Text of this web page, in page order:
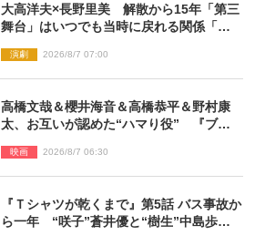
大高洋夫×長野里美 解散から15年「第三
舞台」はいつでも当時に戻れる関係「や
演劇 2026/8/7 07:00
高橋文哉＆櫻井海音＆高橋恭平＆野村康
太、お互いが認めた“ハマり役” 『ブル
映画 2026/8/7 06:30
『Ｔシャツが乾くまで』第5話 バス事故か
ら一年 “咲子”蒼井優と“樹生”中島歩は